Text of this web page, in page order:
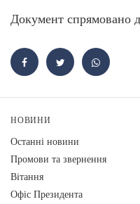
Документ спрямовано
НОВИНИ
Останні новини
Промови та звернення
Вiтання
Офіс Президента